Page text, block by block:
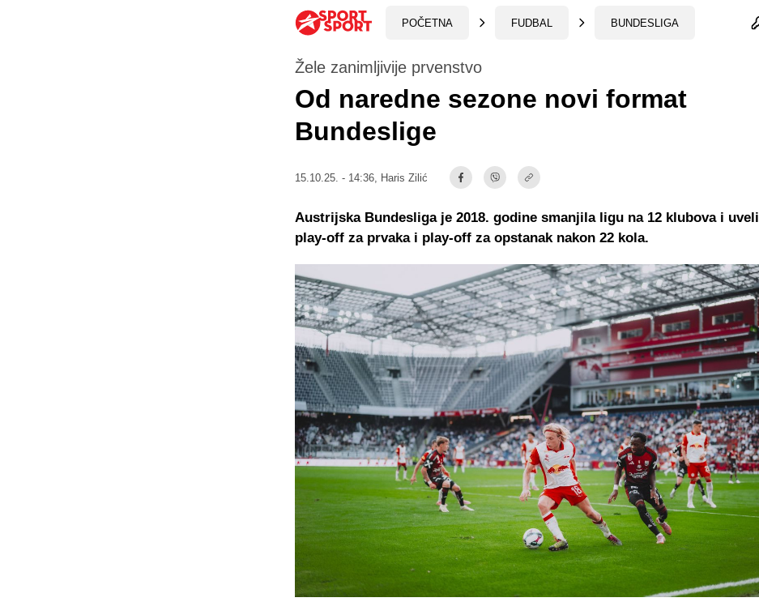
POČETNA FUDBAL BUNDESLIGA
Žele zanimljivije prvenstvo
Od naredne sezone novi format
Bundeslige
15.10.25. - 14:36, Haris Zilić
Austrijska Bundesliga je 2018. godine smanjila ligu na 12 klubova i uveli
play-off za prvaka i play-off za opstanak nakon 22 kola.